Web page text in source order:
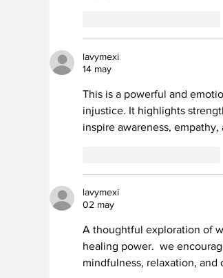
lavymexi
14 may
This is a powerful and
injustice. It highlights
inspire awareness,
lavymexi
02 may
A thoughtful exploration of
healing power.  we
mindfulness, relaxation, and